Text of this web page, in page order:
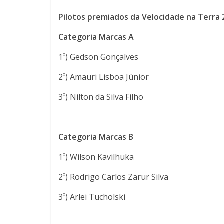
Pilotos premiados da Velocidade na Terra
Categoria Marcas A
1º) Gedson Gonçalves
2º) Amauri Lisboa Júnior
3º) Nilton da Silva Filho
Categoria Marcas B
1º) Wilson Kavilhuka
2º) Rodrigo Carlos Zarur Silva
3º) Arlei Tucholski